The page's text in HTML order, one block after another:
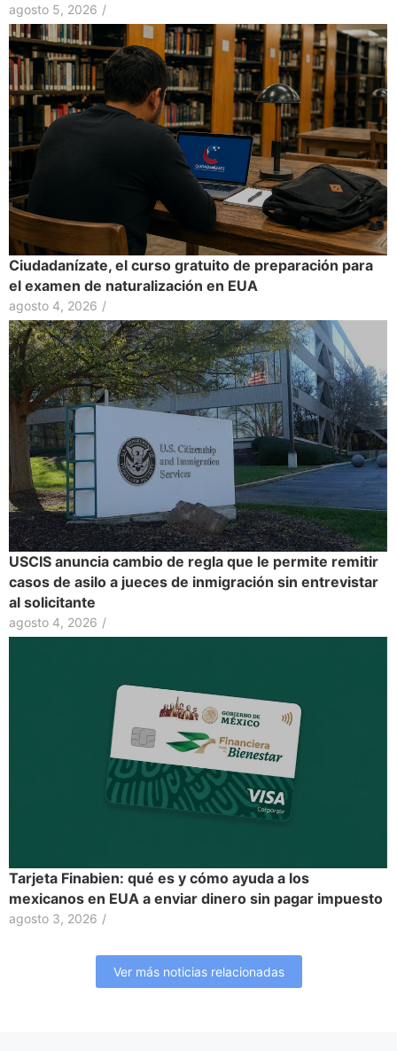
agosto 5, 2026 /
Ciudadanízate, el curso gratuito de preparación para
el examen de naturalización en EUA
agosto 4, 2026 /
USCIS anuncia cambio de regla que le permite remitir
casos de asilo a jueces de inmigración sin entrevistar
al solicitante
agosto 4, 2026 /
Tarjeta Finabien: qué es y cómo ayuda a los
mexicanos en EUA a enviar dinero sin pagar impuesto
agosto 3, 2026 /
Ver más noticias relacionadas